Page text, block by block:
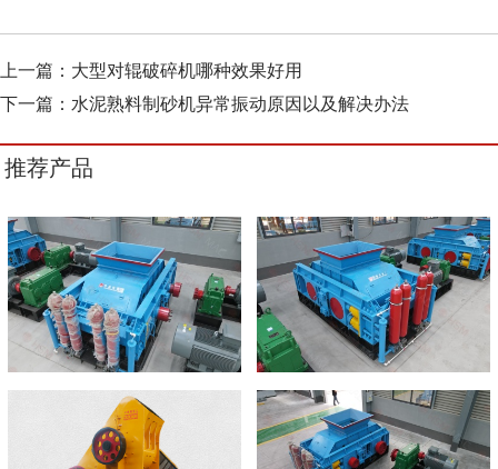
上一篇： 大型对辊破碎机哪种效果好用
下一篇： 水泥熟料制砂机异常振动原因以及解决办法
推荐产品